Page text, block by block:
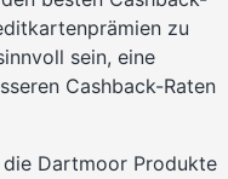
zu
sein, eine
Cashback-Raten
die Dartmoor Produkte